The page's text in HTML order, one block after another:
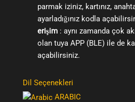
parmak iziniz, kartınız,
ayarladığınız kodla
erişim: aynı zamanda çok
olan tuya APP (BLE) ile de
açabilirsiniz.
Dil Seçenekleri
ARABIC